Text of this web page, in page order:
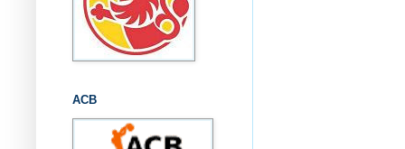
ACB